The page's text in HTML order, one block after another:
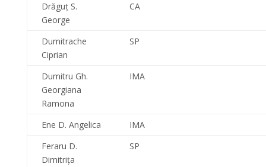
Drăguţ S.
George
CA
Dumitrache
Ciprian
SP
Dumitru Gh.
Georgiana
Ramona
IMA
Ene D. Angelica
IMA
Feraru D.
Dimitriţa
SP